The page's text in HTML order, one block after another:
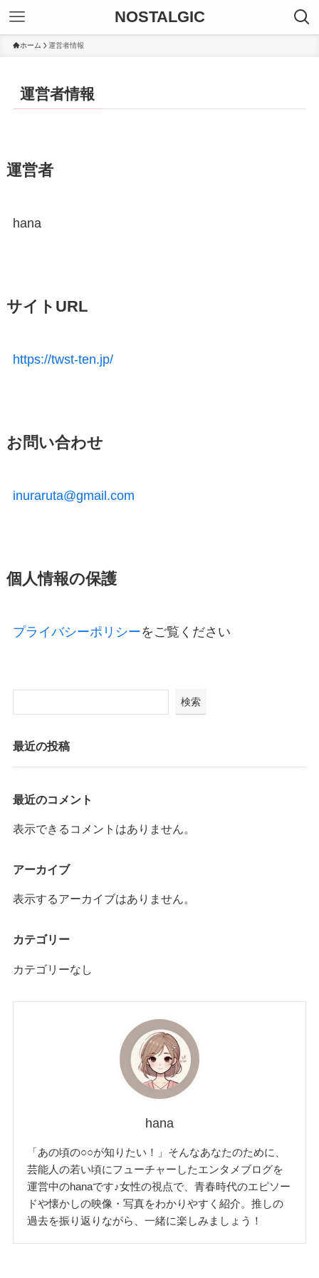
NOSTALGIC
ホーム 運営者情報
運営者情報
運営者
hana
サイトURL
https://twst-ten.jp/
お問い合わせ
inuraruta@gmail.com
個人情報の保護
プライバシーポリシーをご覧ください
検索
最近の投稿
最近のコメント
表示できるコメントはありません。
アーカイブ
表示するアーカイブはありません。
カテゴリー
カテゴリーなし
hana
「あの頃の○○が知りたい！」そんなあなたのために、
芸能人の若い頃にフューチャーしたエンタメブログを
運営中のhanaです♪女性の視点で、青春時代のエピソー
ドや懐かしの映像・写真をわかりやすく紹介。推しの
過去を振り返りながら、一緒に楽しみましょう！